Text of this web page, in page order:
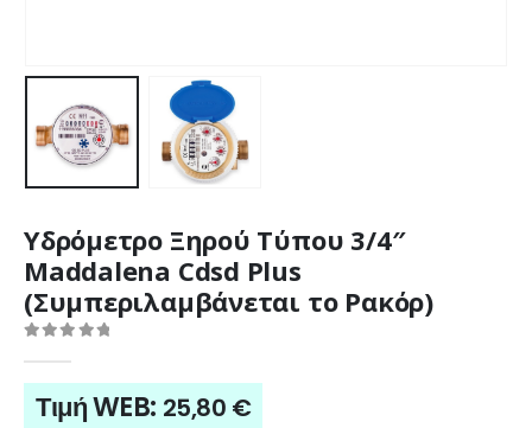
Υδρόμετρο Ξηρού Τύπου 3/4″
Maddalena Cdsd Plus
(Συμπεριλαμβάνεται το Ρακόρ)
Τιμή WEB: 25,80 €